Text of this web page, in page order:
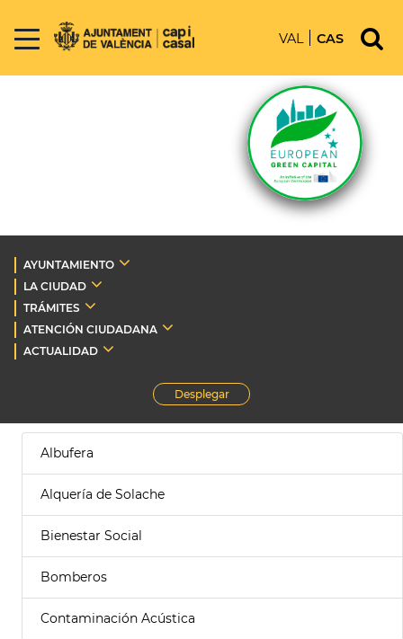
VAL CAS
AYUNTAMIENTO
LA CIUDAD
TRÁMITES
ATENCIÓN CIUDADANA
ACTUALIDAD
Desplegar
Albufera
Alquería de Solache
Bienestar Social
Bomberos
Contaminación Acústica